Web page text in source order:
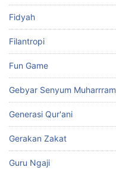
Fidyah
Filantropi
Fun Game
Gebyar Senyum Muharrram
Generasi Qur'ani
Gerakan Zakat
Guru Ngaji